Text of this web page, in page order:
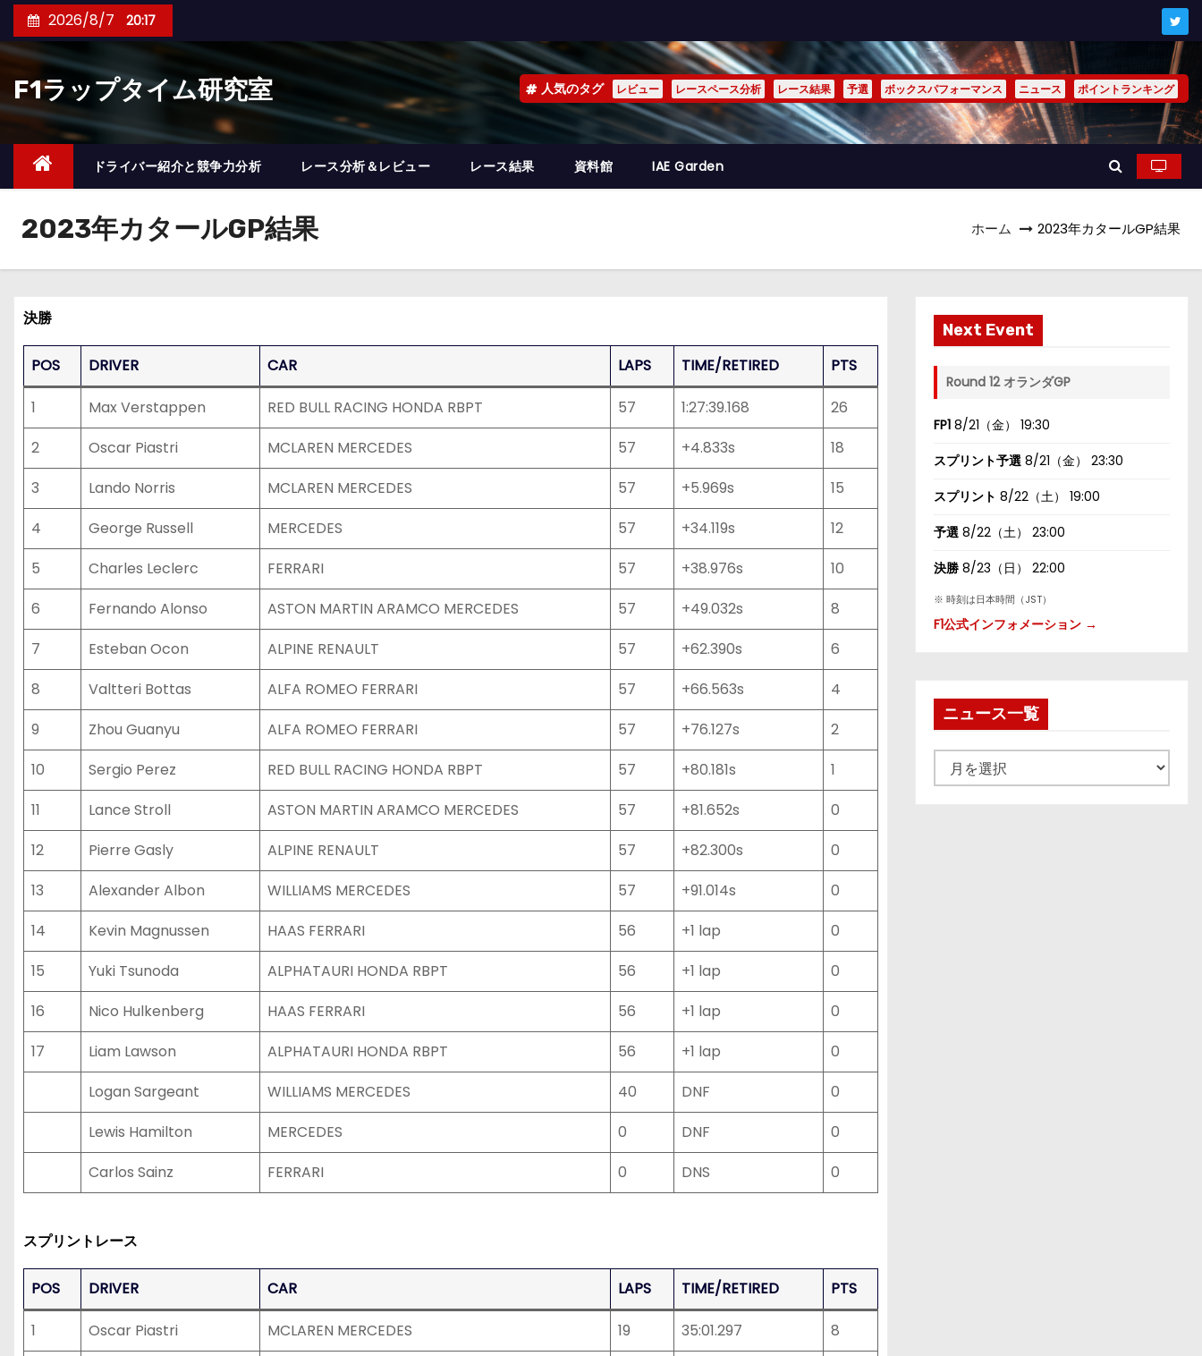
ン
ツ
キ
2026/8/7 20:17
F1ラップタイム研究室 人気のタグ レビュー レースペース分析 レース結果 予選 ボックスパフォーマンス ニュース ポイントランキング
ドライバー紹介と競争力分析 レース分析＆レビュー レース結果 資料館 IAE Garden
2023年カタールGP結果 ホーム 2023年カタールGP結果
決勝
POS DRIVER CAR LAPS TIME/RETIRED PTS
1 Max Verstappen RED BULL RACING HONDA RBPT 57 1:27:39.168
26
2
Oscar Piastri MCLAREN MERCEDES 57 +4.833s
18
3
Lando Norris MCLAREN MERCEDES 57 +5.969s
15
4
George Russell MERCEDES 57 +34.119s
12
5
Charles Leclerc FERRARI 57 +38.976s
10
6
Fernando Alonso ASTON MARTIN ARAMCO MERCEDES 57 +49.032s
8
7
Esteban Ocon ALPINE RENAULT 57 +62.390s
6
8
Valtteri Bottas ALFA ROMEO FERRARI 57 +66.563s
4
9
Zhou Guanyu ALFA ROMEO FERRARI 57 +76.127s
2
10
Sergio Perez RED BULL RACING HONDA RBPT 57 +80.181s
1
11
Lance Stroll ASTON MARTIN ARAMCO MERCEDES 57 +81.652s
0
12
Pierre Gasly ALPINE RENAULT 57 +82.300s
0
13
Alexander Albon WILLIAMS MERCEDES 57 +91.014s
0
14
Kevin Magnussen HAAS FERRARI 56 +1 lap
0
15
Yuki Tsunoda ALPHATAURI HONDA RBPT 56 +1 lap
0
16
Nico Hulkenberg HAAS FERRARI 56 +1 lap
0
17
Liam Lawson ALPHATAURI HONDA RBPT 56 +1 lap
0
Logan Sargeant
WILLIAMS MERCEDES 40 DNF
0
Lewis Hamilton
MERCEDES 0 DNF
0
Carlos Sainz
FERRARI 0 DNS 0
スプリントレース
POS DRIVER CAR LAPS TIME/RETIRED PTS
1 Oscar Piastri MCLAREN MERCEDES 19 35:01.297
8
Next Event
Round 12 オランダGP
FP1 8/21（金） 19:30
スプリント予選 8/21（金） 23:30
スプリント 8/22（土） 19:00
予選 8/22（土） 23:00
決勝 8/23（日） 22:00
※ 時刻は日本時間（JST）
F1公式インフォメーション →
ニュース一覧
ュ